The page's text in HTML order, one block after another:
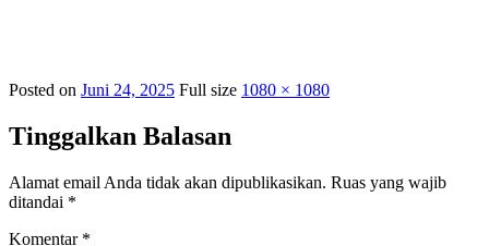
Posted on Juni 24, 2025 Full size 1080 × 1080
Tinggalkan Balasan
Alamat email Anda tidak akan dipublikasikan. Ruas yang wajib
ditandai *
Komentar *